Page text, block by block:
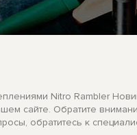
Nitro Rambler
сайте. Обратите
обратитесь к